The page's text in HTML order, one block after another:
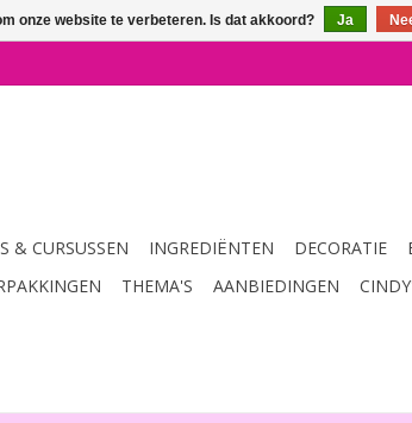
& CURSUSSEN INGREDIËNTEN DECORATIE
THEMA'S AANBIEDINGEN
onze website te verbeteren. Is dat akkoord? Ja